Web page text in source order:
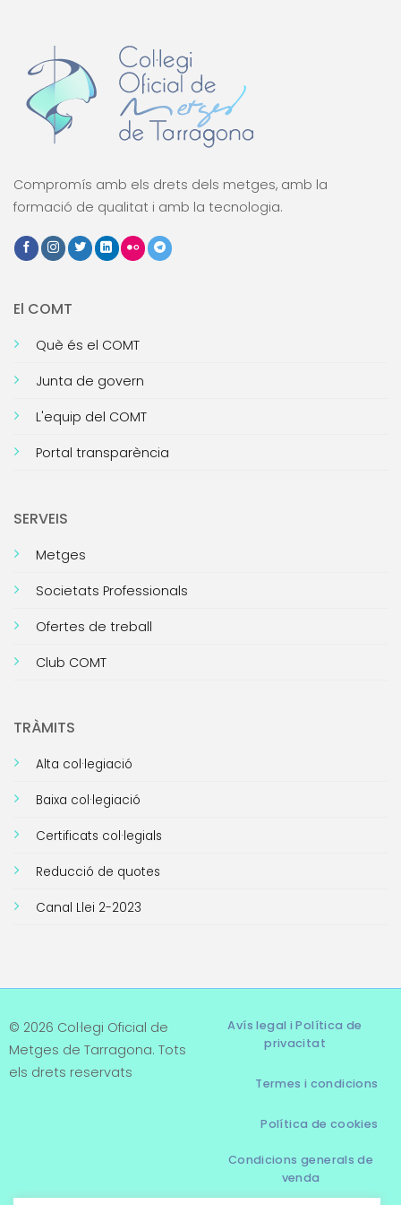
Compromís amb els drets dels metges, amb la
formació de qualitat i amb la tecnologia.
El COMT
Què és el COMT
Junta de govern
L'equip del COMT
Portal transparència
SERVEIS
Metges
Societats Professionals
Ofertes de treball
Club COMT
TRÀMITS
Alta col·legiació
Baixa col·legiació
Certificats col·legials
Reducció de quotes
Canal Llei 2-2023
© 2026 Col·legi Oficial de
Metges de Tarragona. Tots
els drets reservats
Avís legal i Política de
privacitat
Termes i condicions
Política de cookies
Condicions generals de
venda